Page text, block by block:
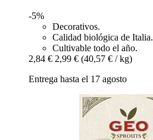
-5%
Decorativos.
Calidad biológica de Italia.
Cultivable todo el año.
2,84 € 2,99 € (40,57 € / kg)
Entrega hasta el 17 agosto